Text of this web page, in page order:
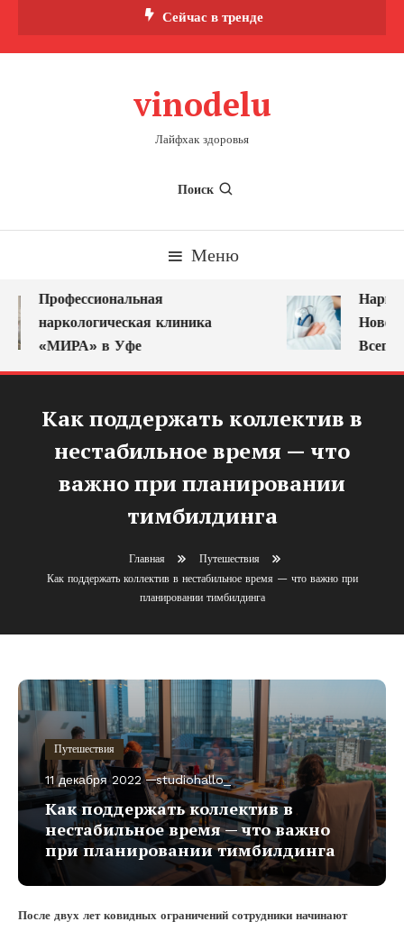
Сейчас в тренде
vinodelu
Лайфхак здоровья
Поиск
Меню
Профессиональная
наркологическая клиника
«МИРА» в Уфе
Всегда
Как поддержать коллектив в
нестабильное время — что
важно при планировании
тимбилдинга
Главная
Путешествия
Как поддержать коллектив в нестабильное время — что важно при
планировании тимбилдинга
Путешествия
11 декабря 2022 studiohallo_
Как поддержать коллектив в
нестабильное время — что важно
при планировании тимбилдинга
После двух лет ковидных ограничений сотрудники начинают